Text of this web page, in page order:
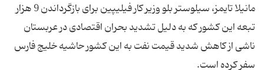
مانیلا تایمز، سیلوستر بلو وزیر کار فیلیپین برای بازگرداندن 9 هزار
تبعه این کشور که به دلیل تشدید بحران اقتصادی در عربستان
ناشی از کاهش شدید قیمت نفت به این کشور حاشیه خلیج فارس